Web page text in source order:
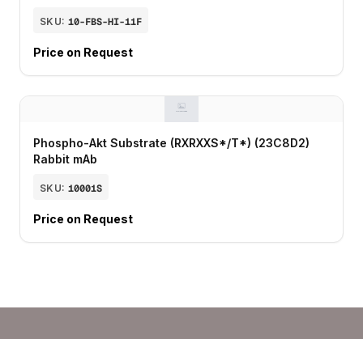
SKU: 10-FBS-HI-11F
Price on Request
Phospho-Akt Substrate (RXRXXS*/T*) (23C8D2)
Rabbit mAb
SKU: 10001S
Price on Request